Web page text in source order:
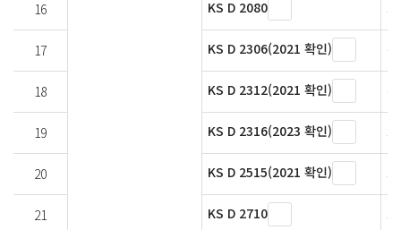
16 KS D 2080
17 KS D 2306(2021 확인)
18 KS D 2312(2021 확인)
19 KS D 2316(2023 확인)
20 KS D 2515(2021 확인)
21 KS D 2710